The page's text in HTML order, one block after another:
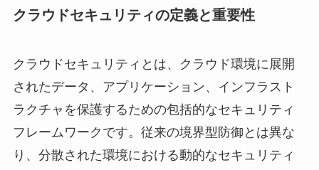
クラウドセキュリティの定義と重要性
クラウドセキュリティとは、クラウド環境に展開
されたデータ、アプリケーション、インフラスト
ラクチャを保護するための包括的なセキュリティ
フレームワークです。従来の境界型防御とは異な
り、分散された環境における動的なセキュリティ